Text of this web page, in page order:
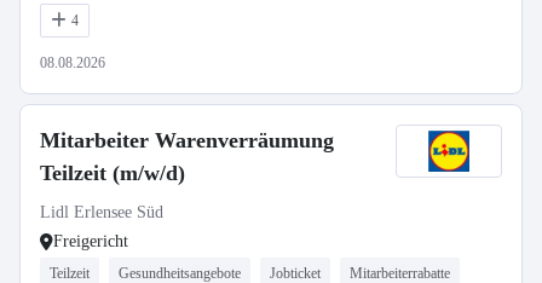
4
08.08.2026
Mitarbeiter Warenverräumung
Teilzeit (m/w/d)
Lidl Erlensee Süd
Freigericht
Teilzeit Gesundheitsangebote Jobticket Mitarbeiterrabatte